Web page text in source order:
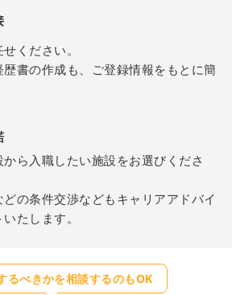
ください。
歴書の作成も、ご登録情報をもとに簡
ら入職したい施設をお選びくださ
の条件交渉などもキャリアアドバイ
たします。
るべきかを相談するのもOK